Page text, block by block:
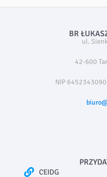
BR
ul.
42-600
NIP
CEIDG